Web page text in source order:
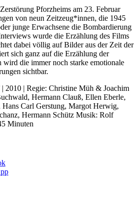
Pforzheims am 23. Februar
von neun Zeitzeug*innen, die 1945
junge Erwachsene die Bombardierung
wurde die Erzählung des Films
dabei völlig auf Bilder aus der Zeit der
sich ganz auf die Erzählung der
die immer noch starke emotionale
sichtbar.
| Regie: Christine Müh & Joachim
Hermann Clauß, Ellen Eberle,
Carl Gerstung, Margot Herwig,
Hermann Schütz Musik: Rolf
Minuten